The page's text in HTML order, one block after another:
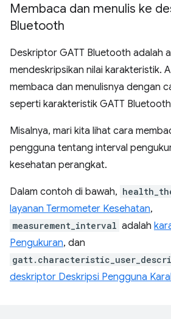
Membaca dan menulis ke
Bluetooth
Deskriptor GATT Bluetooth adalah
mendeskripsikan nilai karakteristik.
membaca dan menulisnya dengan
seperti karakteristik GATT
Misalnya, mari kita lihat cara
pengguna tentang interval
kesehatan perangkat.
Dalam contoh di bawah,
layanan Termometer Kesehatan,
measurement_interval adalah
Pengukuran, dan
deskriptor Deskripsi Pengguna